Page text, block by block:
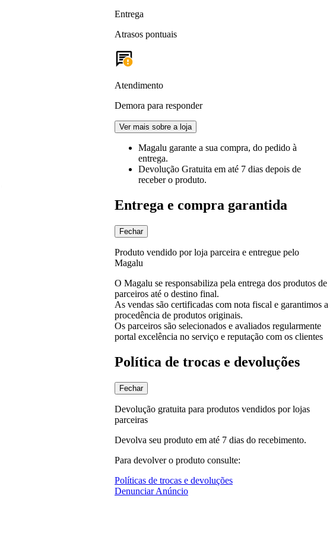
Entrega
Atrasos pontuais
Atendimento
Demora para responder
Ver mais sobre a loja
Magalu garante a sua compra, do pedido à
entrega.
Devolução Gratuita em até 7 dias depois de
receber o produto.
Entrega e compra garantida
Fechar
Produto vendido por loja parceira e entregue pelo
Magalu
O Magalu se responsabiliza pela entrega dos produtos de
parceiros até o destino final.
As vendas são certificadas com nota fiscal e garantimos a
procedência de produtos originais.
Os parceiros são selecionados e avaliados regularmente
portal excelência no serviço e reputação com os clientes
Política de trocas e devoluções
Fechar
Devolução gratuita para produtos vendidos por lojas
parceiras
Devolva seu produto em até 7 dias do recebimento.
Para devolver o produto consulte:
Políticas de trocas e devoluções
Denunciar Anúncio